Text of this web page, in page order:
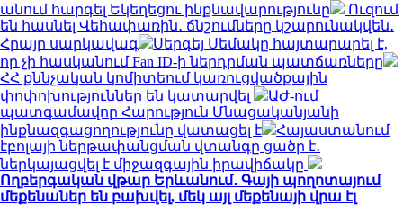
անում հարգել Եկեղեցու ինքնավարությունը
Ուզում
են հասնել Վեհափառին․ ճնշումները կշարունակվեն․
Հրայր սարկավագ
Սերգեյ Սեմակը հայտարարել է,
որ չի հասկանում Fan ID-ի ներդրման պատճառները
ՀՀ քննչական կոմիտեում կառուցվածքային
փոփոխություններ են կատարվել
ԱԺ-ում
պատգամավոր Հարություն Մնացականյանի
ինքնազգացողությունը վատացել է
Հայաստանում
էբոլայի ներթափանցման վտանգը ցածր է․
ներկայացվել է միջազգային իրավիճակը
Ողբերգական վթար Երևանում․ Գայի պողոտայում
մեքենաներ են բախվել, մեկ այլ մեքենայի վրա էլ